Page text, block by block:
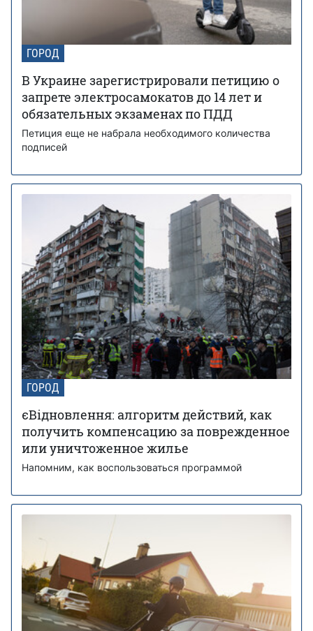
ГОРОД
В Украине зарегистрировали петицию о
запрете электросамокатов до 14 лет и
обязательных экзаменах по ПДД
Петиция еще не набрала необходимого количества
подписей
ГОРОД
єВідновлення: алгоритм действий, как
получить компенсацию за поврежденное
или уничтоженное жилье
Напомним, как воспользоваться программой